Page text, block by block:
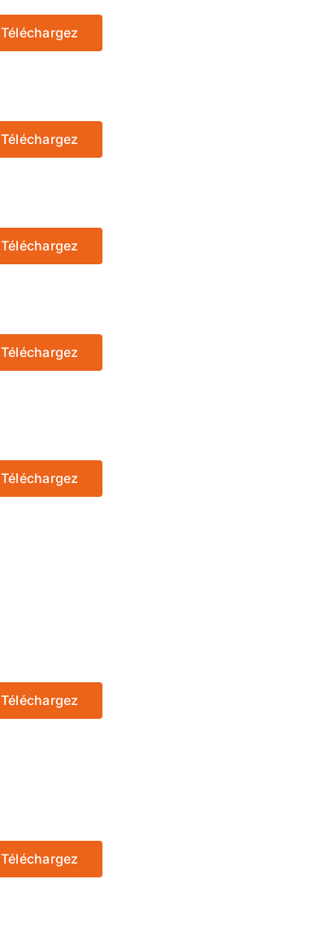
Téléchargez
Téléchargez
Téléchargez
Téléchargez
Téléchargez
Téléchargez
Téléchargez